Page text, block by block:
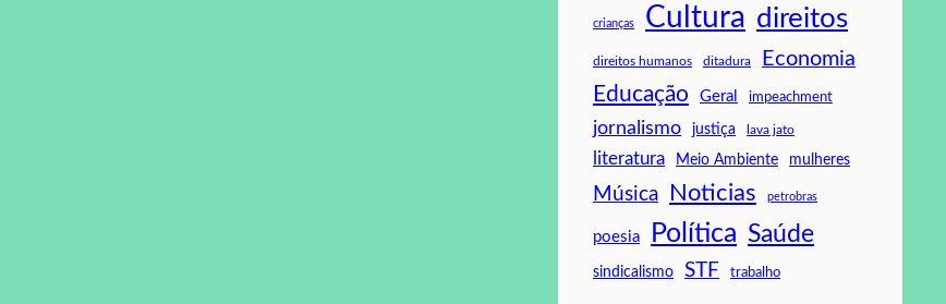
crianças Cultura direitos
direitos humanos ditadura Economia
Educação Geral impeachment
jornalismo justiça lava jato
literatura Meio Ambiente mulheres
Música Noticias petrobras
poesia Política Saúde
sindicalismo STF trabalho